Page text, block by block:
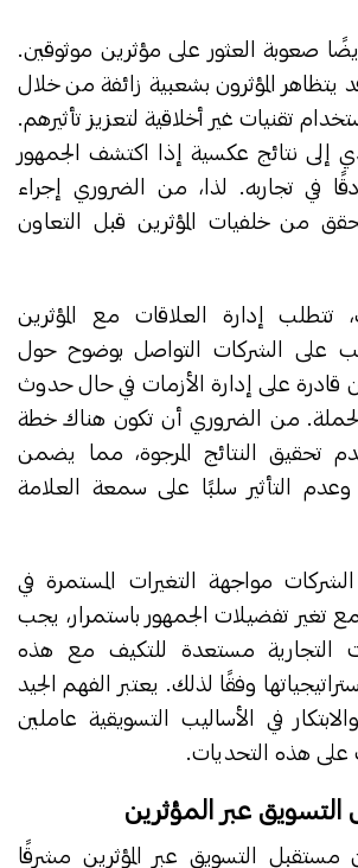
صعوبة العثور على مؤثرين موثوقين.
يتظاهر المؤثرون بشعبية زائفة من خلال
تقنيات غير أخلاقية لتعزيز تأثيرهم.
إلى نتائج عكسية إذا اكتشف الجمهور
في تجاربه. لذا، من الضروري إجراء
من خلفيات المؤثرين قبل التعاون
تتطلب إدارة العلاقات مع المؤثرين
على الشركات التواصل بوضوح حول
قادرة على إدارة الأزمات في حال حدوث
من الضروري أن تكون هناك خطة
تحقيق النتائج المرجوة، مما يضمن
وعدم التأثير سلبًا على سمعة العلامة
مواجهة التغيرات المستمرة في
تغير تفضيلات الجمهور باستمرار، يجب
التجارية مستعدة للتكيف مع هذه
وفقًا لذلك. يعتبر الفهم الجيد
في الأساليب التسويقية عاملين
على هذه التحديات.
عبر المؤثرين
مستقبل التسويق عبر المؤثرين مشرقًا